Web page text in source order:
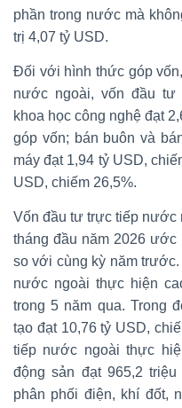
phần trong nước mà
trị 4,07 tỷ USD.
Đối với hình thức góp
nước ngoài, vốn đầu tư
khoa học công nghệ đạt
góp vốn; bán buôn và
máy đạt 1,94 tỷ USD,
USD, chiếm 26,5%.
Vốn đầu tư trực tiếp nước
tháng đầu năm 2026 ước
so với cùng kỳ năm
nước ngoài thực hiện
trong 5 năm qua. Trong
tạo đạt 10,76 tỷ USD,
tiếp nước ngoài thực
động sản đạt 965,2
phân phối điện, khí đốt,